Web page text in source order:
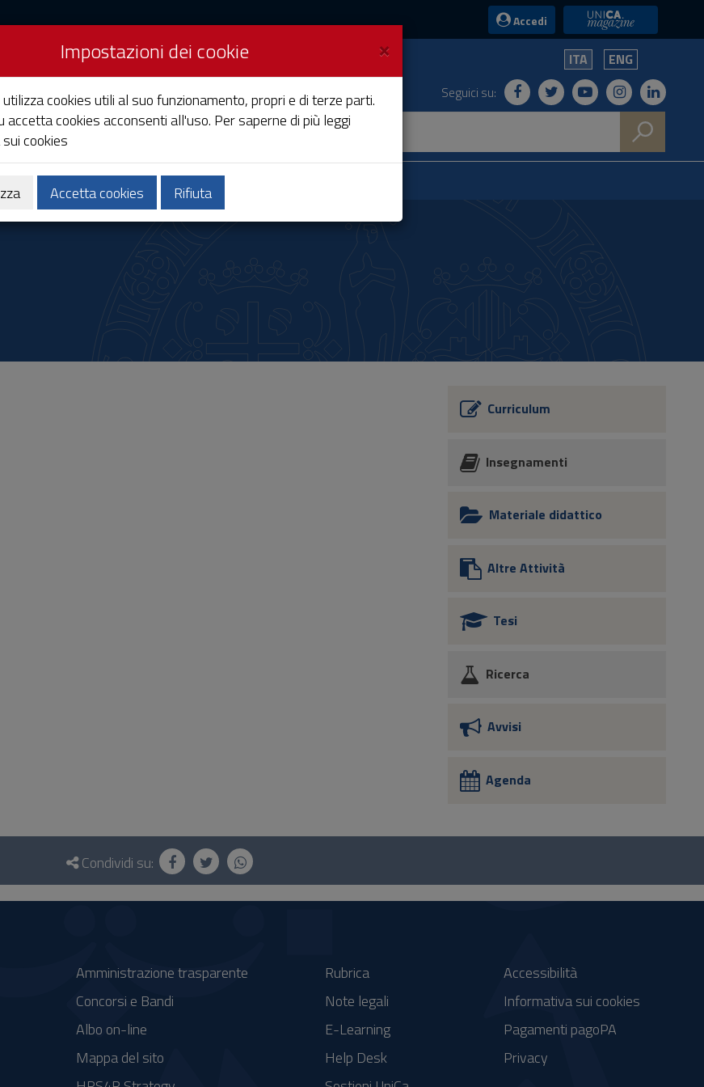
Accedi UniCA News
di Cagliari
ITA ENG
Seguici su:
Ricerca Società e territorio
Curriculum
Insegnamenti
Materiale didattico
Altre Attività
Tesi
Ricerca
Avvisi
Agenda
Condividi su:
Amministrazione trasparente
Concorsi e Bandi
Albo on-line
Mappa del sito
Rubrica
Note legali
E-Learning
Help Desk
Accessibilità
Informativa sui cookies
Pagamenti pagoPA
Privacy
×
Impostazioni dei cookie
cookies utili al suo funzionamento, propri e di terze parti.
accetta cookies acconsenti all'uso. Per saperne di più leggi
cookies
Accetta cookies Rifiuta